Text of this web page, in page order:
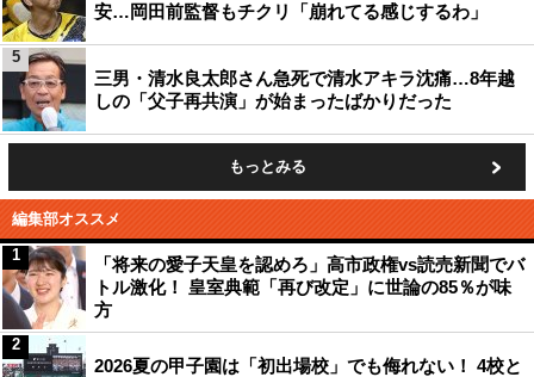
安…岡田前監督もチクリ「崩れてる感じするわ」
三男・清水良太郎さん急死で清水アキラ沈痛…8年越
しの「父子再共演」が始まったばかりだった
5
もっとみる
編集部オススメ
「将来の愛子天皇を認めろ」高市政権vs読売新聞でバ
トル激化！ 皇室典範「再び改定」に世論の85％が味
方
1
2026夏の甲子園は「初出場校」でも侮れない！ 4校と
2